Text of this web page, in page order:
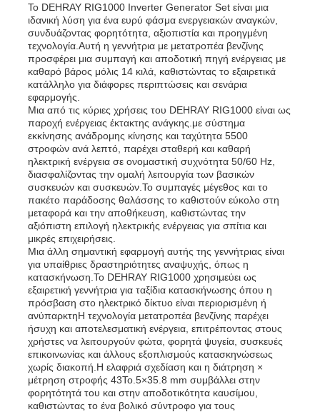
Το DEHRAY RIG1000 Inverter Generator Set είναι μια
ιδανική λύση για ένα ευρύ φάσμα ενεργειακών αναγκών,
συνδυάζοντας φορητότητα, αξιοπιστία και προηγμένη
τεχνολογία.Αυτή η γεννήτρια με μετατροπέα βενζίνης
προσφέρει μια συμπαγή και αποδοτική πηγή ενέργειας με
καθαρό βάρος μόλις 14 κιλά, καθιστώντας το εξαιρετικά
κατάλληλο για διάφορες περιπτώσεις και σενάρια
εφαρμογής.
Μια από τις κύριες χρήσεις του DEHRAY RIG1000 είναι ως
παροχή ενέργειας έκτακτης ανάγκης.με σύστημα
εκκίνησης ανάδρομης κίνησης και ταχύτητα 5500
στροφών ανά λεπτό, παρέχει σταθερή και καθαρή
ηλεκτρική ενέργεια σε ονομαστική συχνότητα 50/60 Hz,
διασφαλίζοντας την ομαλή λειτουργία των βασικών
συσκευών και συσκευών.Το συμπαγές μέγεθος και το
πακέτο παράδοσης θαλάσσης το καθιστούν εύκολο στη
μεταφορά και την αποθήκευση, καθιστώντας την
αξιόπιστη επιλογή ηλεκτρικής ενέργειας για σπίτια και
μικρές επιχειρήσεις.
Μια άλλη σημαντική εφαρμογή αυτής της γεννήτριας είναι
για υπαίθριες δραστηριότητες αναψυχής, όπως η
κατασκήνωση.Το DEHRAY RIG1000 χρησιμεύει ως
εξαιρετική γεννήτρια για ταξίδια κατασκήνωσης όπου η
πρόσβαση στο ηλεκτρικό δίκτυο είναι περιορισμένη ή
ανύπαρκτηΗ τεχνολογία μετατροπέα βενζίνης παρέχει
ήσυχη και αποτελεσματική ενέργεια, επιτρέποντας στους
χρήστες να λειτουργούν φώτα, φορητά ψυγεία, συσκευές
επικοινωνίας και άλλους εξοπλισμούς κατασκηνώσεως
χωρίς διακοπή.Η ελαφριά σχεδίαση και η διάτρηση ×
μέτρηση στροφής 43Το.5×35.8 mm συμβάλλει στην
φορητότητά του και στην αποδοτικότητα καυσίμου,
καθιστώντας το ένα βολικό σύντροφο για τους